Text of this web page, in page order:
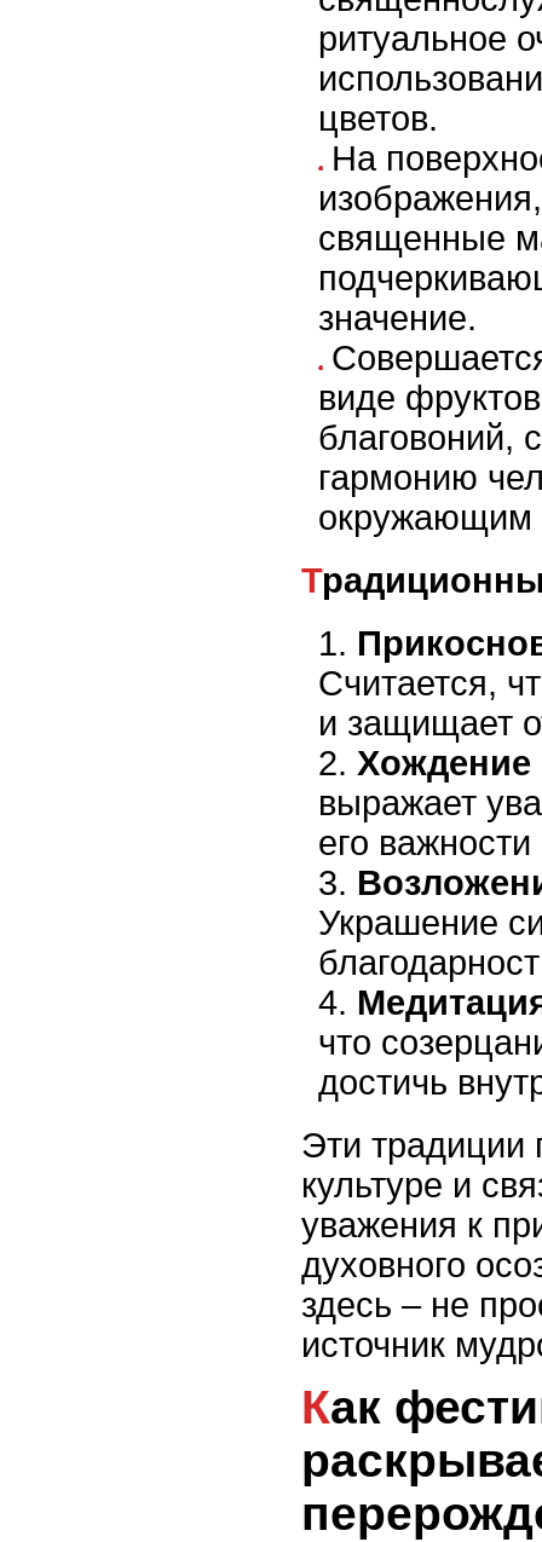
ритуальное
цветов.
На
священные
значение.
виде
благовоний,
гармонию
окружающим
Считается,
и защищает
Хождение
выражает
его важности
Украшение
что
достичь
Эти традиции
культуре и
уважения к
духовного
здесь – не
источник
Как фестиваль